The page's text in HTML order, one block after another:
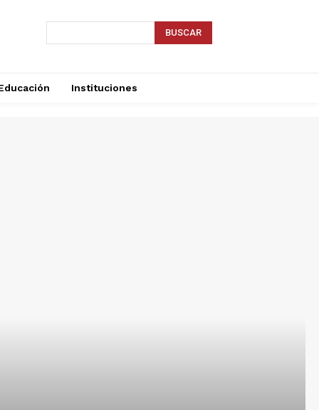
BUSCAR
Instituciones